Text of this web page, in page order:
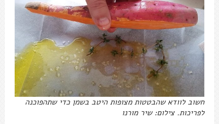
חשוב לוודא שהבטטות מצופות היטב בשמן כדי שתהפוכנה
לפריכות. צילום: שיר מורנו